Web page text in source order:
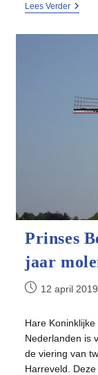
Lees Verder
Prinses
jaar
Bericht12 april 2019
Hare
Nederlanden is
de viering van
Harreveld.